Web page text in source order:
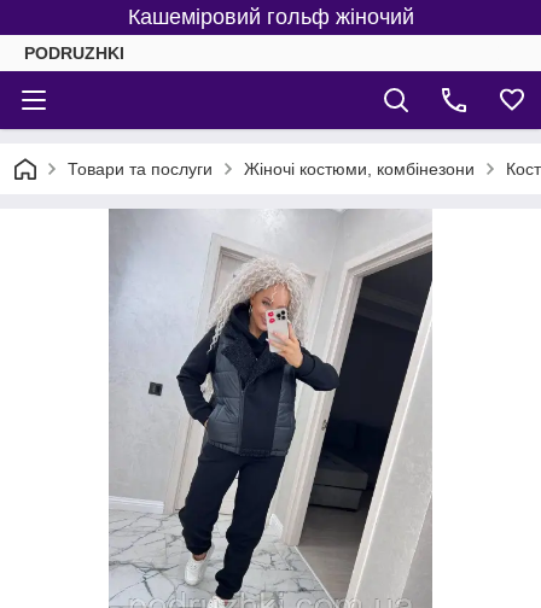
Кашеміровий гольф жіночий
PODRUZHKI
Товари та послуги Жіночі костюми, комбінезони